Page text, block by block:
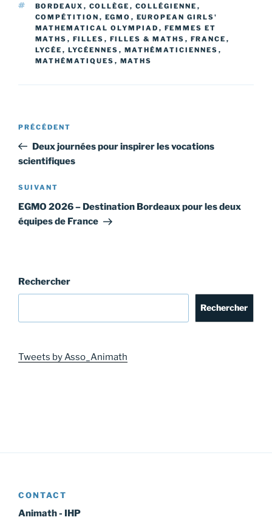
ÉTIQUETTES
BORDEAUX , COLLÈGE , COLLÉGIENNE ,
COMPÉTITION , EGMO , EUROPEAN GIRLS'
MATHEMATICAL OLYMPIAD , FEMMES ET
MATHS , FILLES , FILLES & MATHS , FRANCE ,
LYCÉE , LYCÉENNES , MATHÉMATICIENNES ,
MATHÉMATIQUES , MATHS
Navigation
l’article
Article
précédent
PRÉCÉDENT
Deux journées pour inspirer les vocations
scientifiques
Article
suivant
SUIVANT
EGMO 2026 – Destination Bordeaux pour les deux
équipes de France
Rechercher
Rechercher
Tweets by Asso_Animath
CONTACT
Animath - IHP